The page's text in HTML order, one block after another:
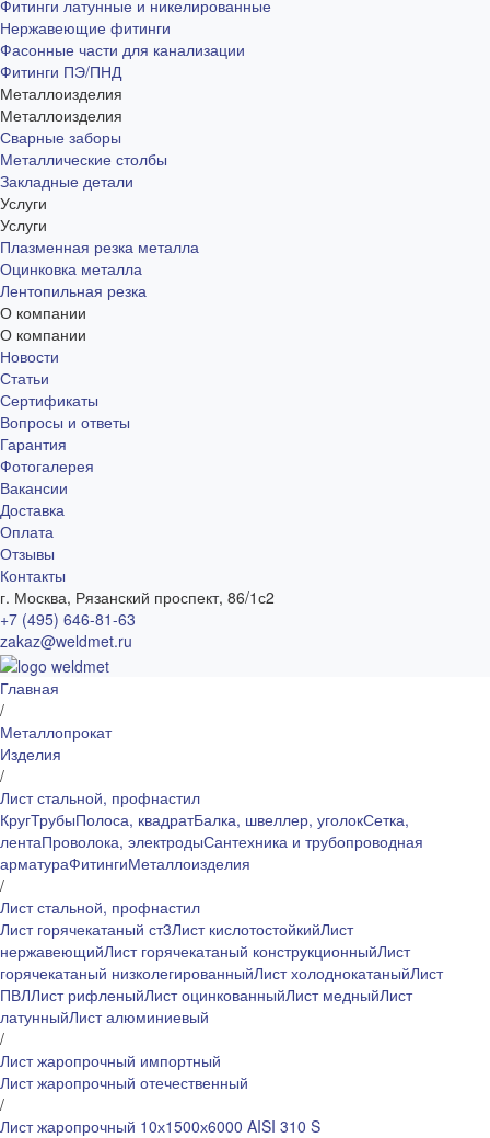
Фитинги латунные и никелированные
Нержавеющие фитинги
Фасонные части для канализации
Фитинги ПЭ/ПНД
Металлоизделия
Металлоизделия
Сварные заборы
Металлические столбы
Закладные детали
Услуги
Услуги
Плазменная резка металла
Оцинковка металла
Лентопильная резка
О компании
О компании
Новости
Статьи
Сертификаты
Вопросы и ответы
Гарантия
Фотогалерея
Вакансии
Доставка
Оплата
Отзывы
Контакты
г. Москва, Рязанский проспект, 86/1с2
+7 (495) 646-81-63
zakaz@weldmet.ru
Главная
/
Металлопрокат
Изделия
/
Лист стальной, профнастил
КругТрубыПолоса, квадратБалка, швеллер, уголокСетка,
лентаПроволока, электродыСантехника и трубопроводная
арматураФитингиМеталлоизделия
/
Лист стальной, профнастил
Лист горячекатаный ст3Лист кислотостойкийЛист
нержавеющийЛист горячекатаный конструкционныйЛист
горячекатаный низколегированныйЛист холоднокатаныйЛист
ПВЛЛист рифленыйЛист оцинкованныйЛист медныйЛист
латунныйЛист алюминиевый
/
Лист жаропрочный импортный
Лист жаропрочный отечественный
/
Лист жаропрочный 10х1500х6000 AISI 310 S